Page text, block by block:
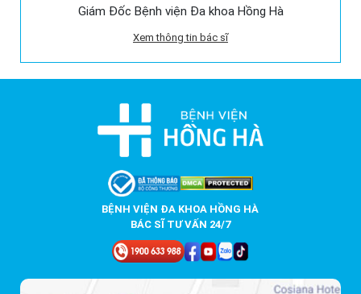
Giám Đốc Bệnh viện Đa khoa Hồng Hà
Xem thông tin bác sĩ
BỆNH VIỆN ĐA KHOA HỒNG HÀ
BÁC SĨ TƯ VẤN 24/7